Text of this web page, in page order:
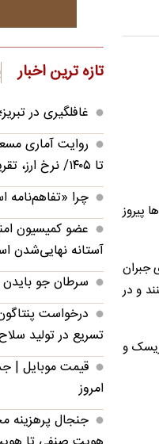
پیروز
۷ بار ناکام می‌ماند. برای جبران
و گاه تا ۳۰ فرد زندگی می‌کنند و در
ریسک و
تازه ترین اخبار
غافلگیری در
تا ۱۴۰۵/ نرخ ارز، تقریبا ۵۰ برابر شده
چرا «تفاهم‌نامه
عضو کمیسیون
آستانه نهایی‌شدن
سرطان جو
درخواست
تسریع در تولید
قیمت موبایل‌ |
امروز
جنجال پرهزینه